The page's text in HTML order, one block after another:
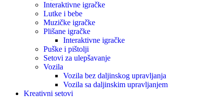
Interaktivne igračke
Lutke i bebe
Muzičke igračke
Plišane igračke
Interaktivne igračke
Puške i pištolji
Setovi za ulepšavanje
Vozila
Vozila bez daljinskog upravljanja
Vozila sa daljinskim upravljanjem
Kreativni setovi